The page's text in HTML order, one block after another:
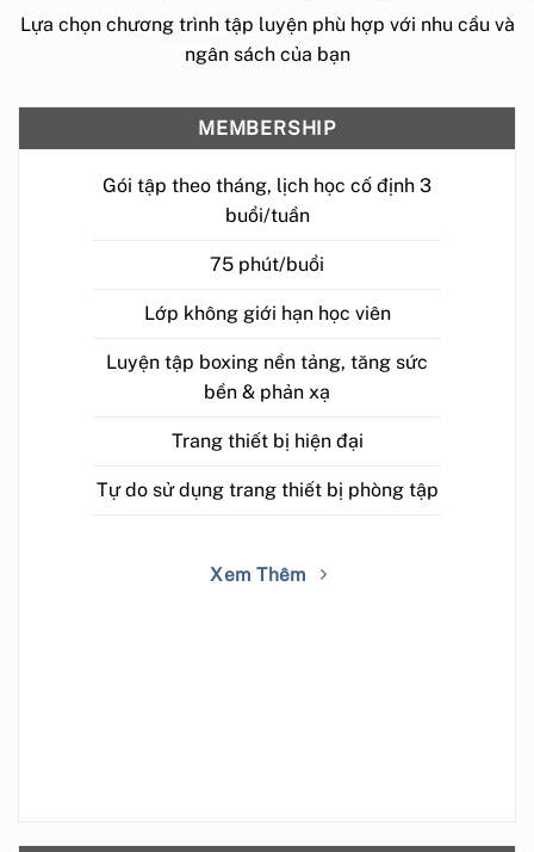
Lựa chọn chương trình tập luyện phù hợp với nhu cầu và
ngân sách của bạn
MEMBERSHIP
Gói tập theo tháng, lịch học cố định 3
buổi/tuần
75 phút/buổi
Lớp không giới hạn học viên
Luyện tập boxing nền tảng, tăng sức
bền & phản xạ
Trang thiết bị hiện đại
Tự do sử dụng trang thiết bị phòng tập
Xem Thêm